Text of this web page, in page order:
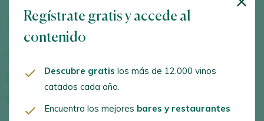
Avda. de Cameros, 27 Pol. Sequero . Agoncillo. 26150 -
La Rioja
bodegasalabanza@bodegasalabanza.com
Regístrate gratis y accede al
contenido
Descubre gratis los más de 12.000 vinos
catados cada año.
Encuentra los mejores bares y restaurantes